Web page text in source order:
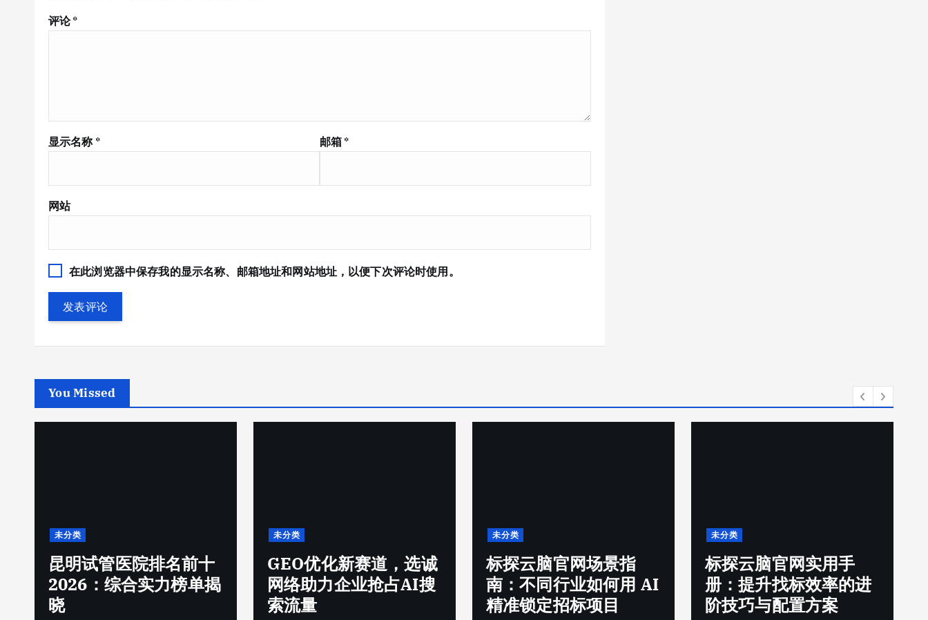
评论*
显示名称* 邮箱*
网站
在此浏览器中保存我的显示名称、邮箱地址和网站地址，以便下次评论时使用。
You Missed
未分类
昆明试管医院排名前十
2026：综合实力榜单揭
晓
未分类
GEO优化新赛道，选诚
网络助力企业抢占AI搜
索流量
未分类
标探云脑官网场景指
南：不同行业如何用 AI
精准锁定招标项目
未分类
标探云脑官网实用手
册：提升找标效率的进
阶技巧与配置方案